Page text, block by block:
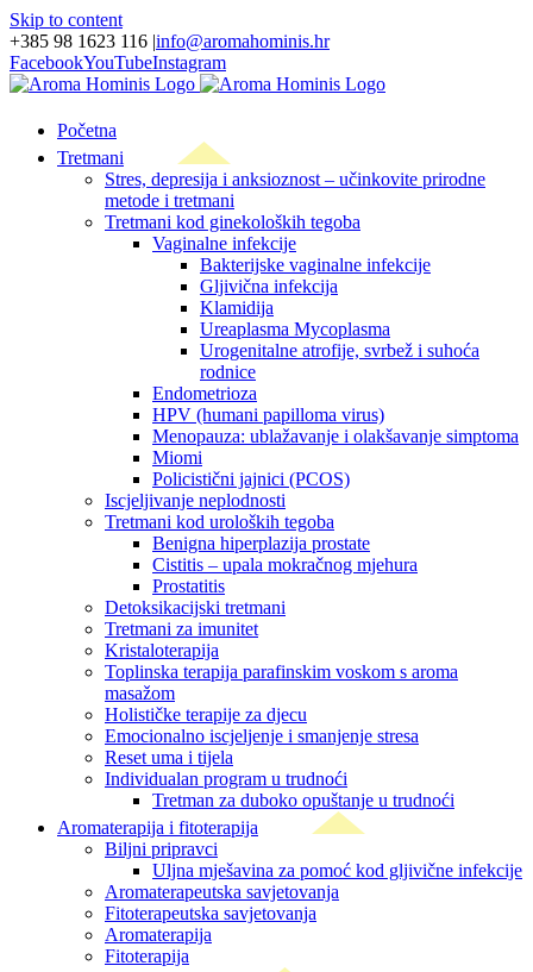
Skip to content
+385 98 1623 116 |info@aromahominis.hr
FacebookYouTubeInstagram
Početna
Tretmani
Stres, depresija i anksioznost – učinkovite prirodne
metode i tretmani
Tretmani kod ginekoloških tegoba
Vaginalne infekcije
Bakterijske vaginalne infekcije
Gljivična infekcija
Klamidija
Ureaplasma Mycoplasma
Urogenitalne atrofije, svrbež i suhoća
rodnice
Endometrioza
HPV (humani papilloma virus)
Menopauza: ublažavanje i olakšavanje simptoma
Miomi
Policistični jajnici (PCOS)
Iscjeljivanje neplodnosti
Tretmani kod uroloških tegoba
Benigna hiperplazija prostate
Cistitis – upala mokračnog mjehura
Prostatitis
Detoksikacijski tretmani
Tretmani za imunitet
Kristaloterapija
Toplinska terapija parafinskim voskom s aroma
masažom
Holističke terapije za djecu
Emocionalno iscjeljenje i smanjenje stresa
Reset uma i tijela
Individualan program u trudnoći
Tretman za duboko opuštanje u trudnoći
Aromaterapija i fitoterapija
Biljni pripravci
Uljna mješavina za pomoć kod gljivične infekcije
Aromaterapeutska savjetovanja
Fitoterapeutska savjetovanja
Aromaterapija
Fitoterapija